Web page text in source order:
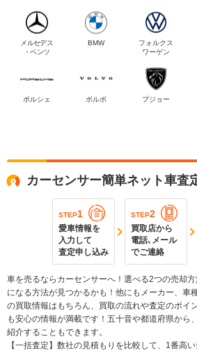
メルセデス
・ベンツ
BMW
フォルクス
ワーゲン
ポルシェ ボルボ プジョー
カーセンサー簡単ネット車査
STEP1
愛車情報を
入力して
査定申し込み
STEP2
買取店から
電話､メール
でご連絡
車を売るならカーセンサーへ！選べる2つの売却
になる方法が見つかるかも！他にもメーカー、車
の買取情報はもちろん、買取の流れや査定のポイ
も安心の情報が満載です！五十音や都道府県から
紹介することもできます。
【一括査定】数社の見積もりを比較して、1番高